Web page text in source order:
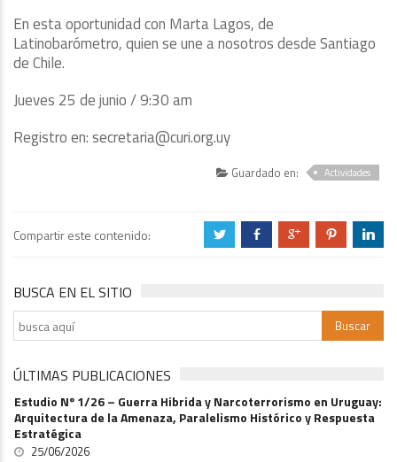
En esta oportunidad con Marta Lagos, de
Latinobarómetro, quien se une a nosotros desde Santiago
de Chile.
Jueves 25 de junio / 9:30 am
Registro en: secretaria@curi.org.uy
Guardado en: Actividades
Compartir este contenido: a b c d j
BUSCA EN EL SITIO
ÚLTIMAS PUBLICACIONES
Estudio Nº 1/26 – Guerra Hibrida y Narcoterrorismo en Uruguay:
Arquitectura de la Amenaza, Paralelismo Histórico y Respuesta
Estratégica
25/06/2026